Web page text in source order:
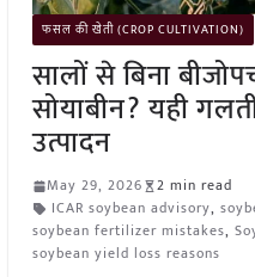
फसल की खेती (CROP CULTIVATION)
सालों से बिना
सोयाबीन? यही
उत्पादन
May 29, 2026
2 min read
ICAR soybean advisory,
soybean fertilizer mistakes,
soybean yield loss reasons